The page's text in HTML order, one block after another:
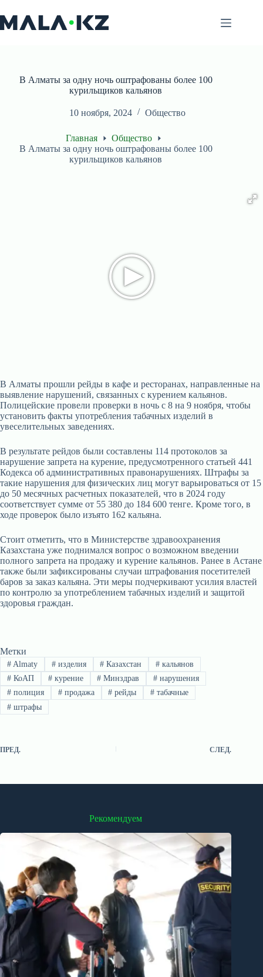
к
сути
В Алматы за одну ночь оштрафованы более 100
курильщиков кальянов
10 ноября, 2024 Общество
Главная
Общество
В Алматы за одну ночь оштрафованы более 100
курильщиков кальянов
В Алматы прошли рейды в кафе и ресторанах, направленные на
выявление нарушений, связанных с курением кальянов.
Полицейские провели проверки в ночь с 8 на 9 ноября, чтобы
установить факты употребления табачных изделий в
увеселительных заведениях.
В результате рейдов были составлены 114 протоколов за
нарушение запрета на курение, предусмотренного статьей 441
Кодекса об административных правонарушениях. Штрафы за
такие нарушения для физических лиц могут варьироваться от 15
до 50 месячных расчетных показателей, что в 2024 году
соответствует сумме от 55 380 до 184 600 тенге. Кроме того, в
ходе проверок было изъято 162 кальяна.
Стоит отметить, что в Министерстве здравоохранения
Казахстана уже поднимался вопрос о возможном введении
полного запрета на продажу и курение кальянов. Ранее в Астане
также были зафиксированы случаи штрафования посетителей
баров за заказ кальяна. Эти меры подчеркивают усилия властей
по контролю за употреблением табачных изделий и защитой
здоровья граждан.
Метки
#Almaty #изделия # Казахстан # кальянов
#КоАП #курение # Минздрав # нарушения
#полиция #продажа # рейды # табачные
#штрафы
ПРЕД. СЛЕД.
Рекомендуем